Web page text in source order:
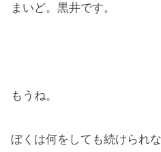
まいど。黒井です。
もうね。
ぼくは何をしても続けられ